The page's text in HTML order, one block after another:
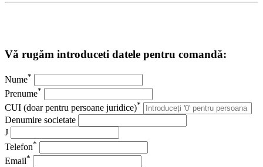
Vă rugăm introduceti datele pentru comandă:
Nume*
Prenume*
CUI (doar pentru persoane juridice)*
Denumire societate
J
Telefon*
Email*